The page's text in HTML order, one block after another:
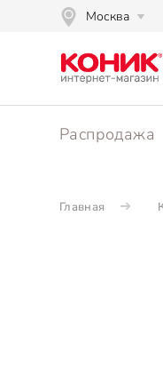
Москва
Распродажа
Главная